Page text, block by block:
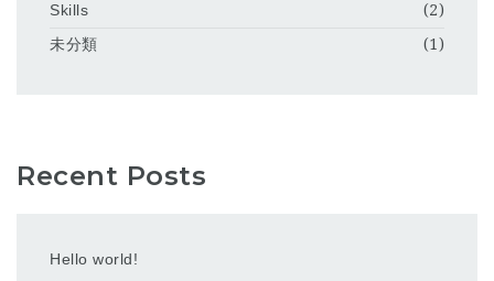
Skills
(2)
未分類
(1)
Recent Posts
Hello world!